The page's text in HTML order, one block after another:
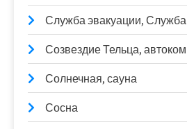
Служба эвакуации, Служба
Созвездие Тельца,
Солнечная, сауна
Сосна